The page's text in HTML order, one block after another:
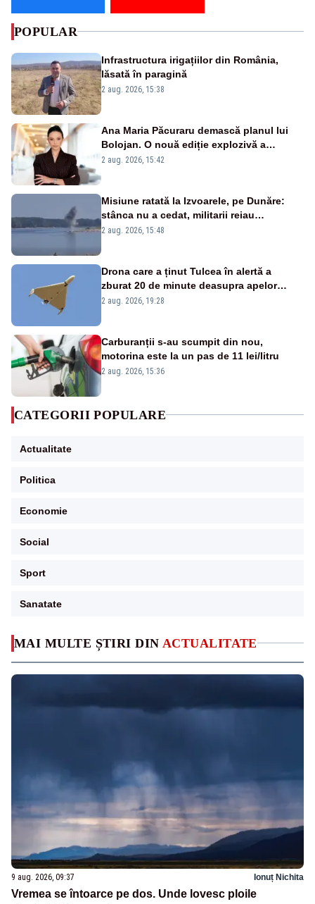
MAI MULTE ȘTIRI DIN ACTUALITATE
9 aug. 2026, 09:37 Ionuț Nichita
Vremea se întoarce pe dos. Unde lovesc ploile
POPULAR
Infrastructura irigațiilor din România,
lăsată în paragină
2 aug. 2026, 15:38
Ana Maria Păcuraru demască planul lui
Bolojan. O nouă ediție explozivă a
emisiunii „Miza Zilei” la Realitatea PLUS
2 aug. 2026, 15:42
Misiune ratată la Izvoarele, pe Dunăre:
stânca nu a cedat, militarii reiau
detonările luni – VIDEO
2 aug. 2026, 15:48
Drona care a ținut Tulcea în alertă a
zburat 20 de minute deasupra apelor
României. Au fost ridicate două F-16
2 aug. 2026, 19:28
Carburanții s-au scumpit din nou,
motorina este la un pas de 11 lei/litru
2 aug. 2026, 15:36
CATEGORII POPULARE
Actualitate
Politica
Economie
Social
Sport
Sanatate